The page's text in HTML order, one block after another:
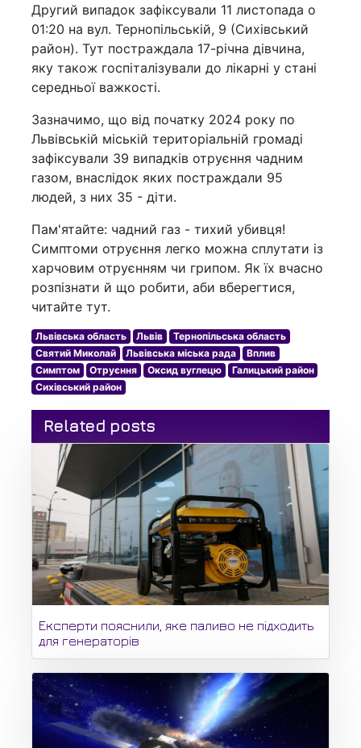
Другий випадок зафіксували 11 листопада о
01:20 на вул. Тернопільській, 9 (Сихівський
район). Тут постраждала 17-річна дівчина,
яку також госпіталізували до лікарні у стані
середньої важкості.
Зазначимо, що від початку 2024 року по
Львівській міській територіальній громаді
зафіксували 39 випадків отруєння чадним
газом, внаслідок яких постраждали 95
людей, з них 35 - діти.
Пам'ятайте: чадний газ - тихий убивця!
Симптоми отруєння легко можна сплутати із
харчовим отруєнням чи грипом. Як їх вчасно
розпізнати й що робити, аби вберегтися,
читайте тут.
Львівська область Львів
Тернопільська область
Святий Миколай
Львівська міська рада
Вплив
Симптом
Отруєння Оксид вуглецю
Галицький район
Сихівський район
Related posts
Експерти пояснили, яке паливо не підходить
для генераторів